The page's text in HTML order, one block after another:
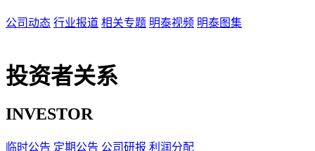
公司动态 行业报道 相关专题 明泰视频 明泰图集
投资者关系
INVESTOR
临时公告 定期公告 公司研报 利润分配